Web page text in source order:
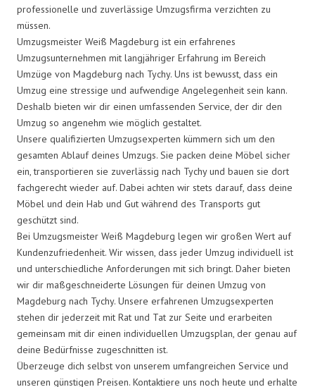
professionelle und zuverlässige Umzugsfirma verzichten zu
müssen.
Umzugsmeister Weiß Magdeburg ist ein erfahrenes
Umzugsunternehmen mit langjähriger Erfahrung im Bereich
Umzüge von Magdeburg nach Tychy. Uns ist bewusst, dass ein
Umzug eine stressige und aufwendige Angelegenheit sein kann.
Deshalb bieten wir dir einen umfassenden Service, der dir den
Umzug so angenehm wie möglich gestaltet.
Unsere qualifizierten Umzugsexperten kümmern sich um den
gesamten Ablauf deines Umzugs. Sie packen deine Möbel sicher
ein, transportieren sie zuverlässig nach Tychy und bauen sie dort
fachgerecht wieder auf. Dabei achten wir stets darauf, dass deine
Möbel und dein Hab und Gut während des Transports gut
geschützt sind.
Bei Umzugsmeister Weiß Magdeburg legen wir großen Wert auf
Kundenzufriedenheit. Wir wissen, dass jeder Umzug individuell ist
und unterschiedliche Anforderungen mit sich bringt. Daher bieten
wir dir maßgeschneiderte Lösungen für deinen Umzug von
Magdeburg nach Tychy. Unsere erfahrenen Umzugsexperten
stehen dir jederzeit mit Rat und Tat zur Seite und erarbeiten
gemeinsam mit dir einen individuellen Umzugsplan, der genau auf
deine Bedürfnisse zugeschnitten ist.
Überzeuge dich selbst von unserem umfangreichen Service und
unseren günstigen Preisen. Kontaktiere uns noch heute und erhalte